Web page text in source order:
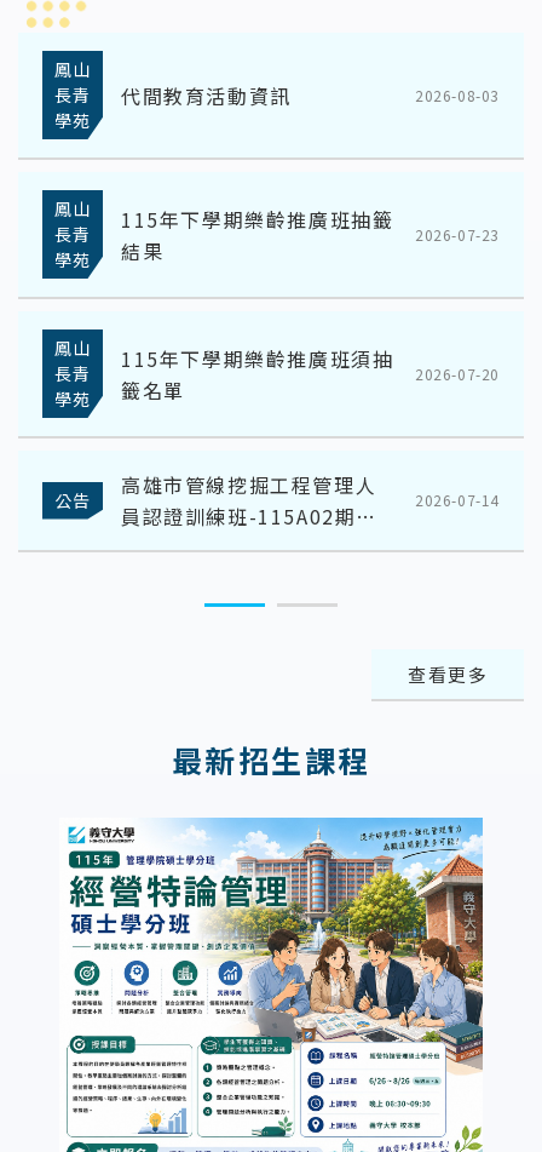
鳳山
長青
學苑
代間教育活動資訊 2026-08-03
鳳山
長青
學苑
115年下學期樂齡推廣班抽籤
結果
2026-07-23
鳳山
長青
學苑
115年下學期樂齡推廣班須抽
籤名單
2026-07-20
公告
高雄市管線挖掘工程管理人
員認證訓練班-115A02期合
格名冊
2026-07-14
查看更多
最新招生課程